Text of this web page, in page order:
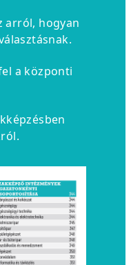
arról, hogyan
a központi